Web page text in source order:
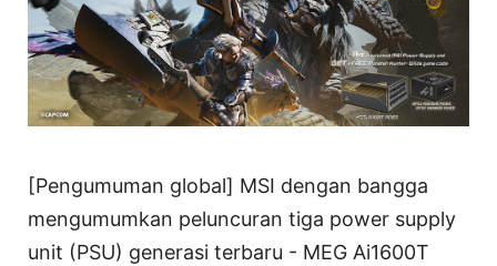
[Pengumuman global] MSI dengan bangga
mengumumkan peluncuran tiga power supply
unit (PSU) generasi terbaru - MEG Ai1600T